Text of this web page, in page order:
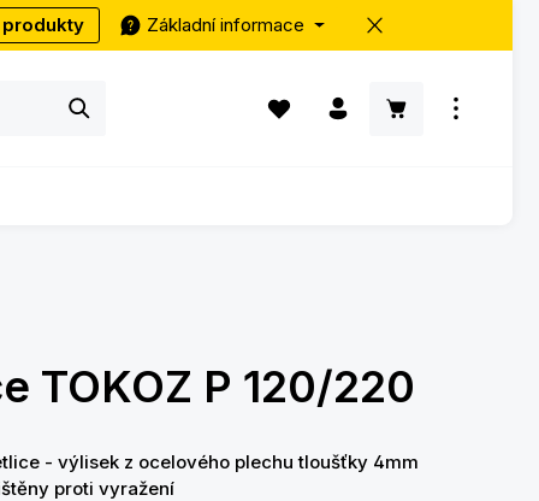
Základní informace
Máte 0 položky v seznamu přání
Nákupní košík
TOKOZ P 120/220
- výlisek z ocelového plechu tloušťky 4mm
proti vyražení